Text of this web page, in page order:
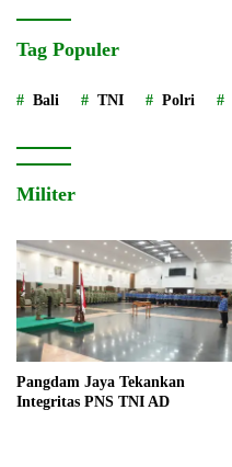
Tag Populer
Bali TNI Polri
Militer
Pangdam Jaya Tekankan
Integritas PNS TNI AD